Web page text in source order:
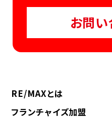
お問
RE/MAXとは
フランチャイズ加盟